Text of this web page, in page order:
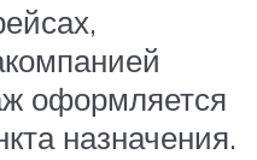
оформляется
назначения.